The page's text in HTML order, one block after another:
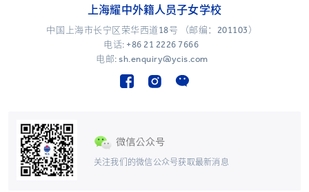
关注我们的微信公众号获取最新消息
上海耀中外籍人员子女学校
中国上海市长宁区荣华西道18号 （邮编：201103）
电话: +86 21 2226 7666
电邮: sh.enquiry@ycis.com